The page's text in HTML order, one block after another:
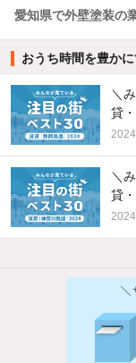
愛知県で外壁塗装の
おうち時間を豊か
＼
貸
＼
貸
バス・トイレ別
ご希望の条件